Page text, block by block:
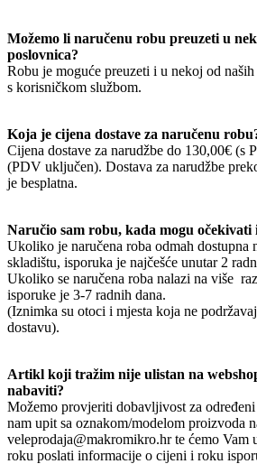
Možemo li naručenu robu preuzeti u
poslovnica?
Robu je moguće preuzeti i u nekoj od
s korisničkom službom.
Koja je cijena dostave za naručenu
Cijena dostave za narudžbe do 130,00€ (s
(PDV uključen). Dostava za narudžbe
je besplatna.
Naručio sam robu, kada mogu očekivati
Ukoliko je naručena roba odmah dostupna
skladištu, isporuka je najčešće unutar 2
Ukoliko se naručena roba nalazi na više
isporuke je 3-7 radnih dana.
(Iznimka su otoci i mjesta koja ne
dostavu).
Artikl koji tražim nije ulistan na
nabaviti?
Možemo provjeriti dobavljivost za
nam upit sa oznakom/modelom proizvoda
veleprodaja@makromikro.hr te ćemo Vam
roku poslati informacije o cijeni i roku